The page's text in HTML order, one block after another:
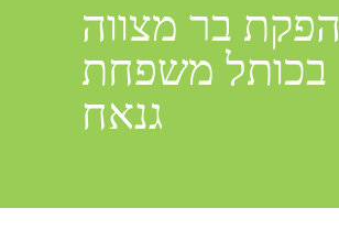
הפקת בר מצווה
בכותל משפחת
גנאח